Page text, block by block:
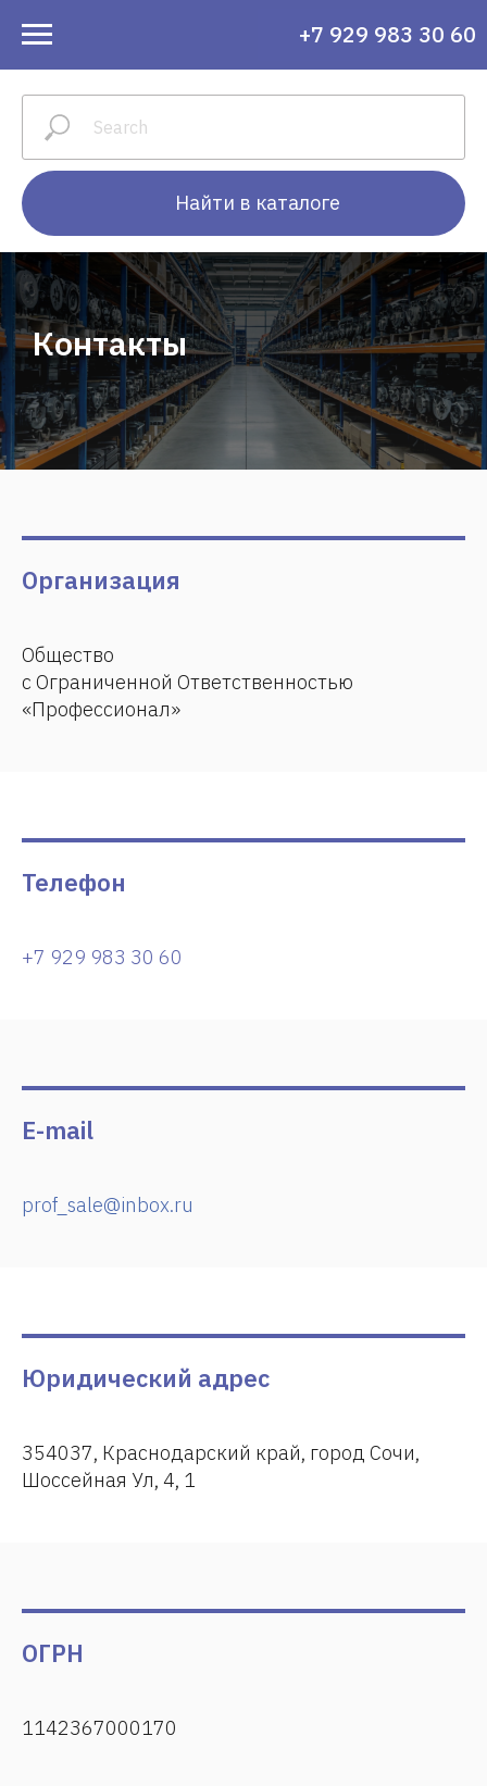
+7 929 983 30 60
Найти в каталоге
Контакты
Организация
Общество
с Ограниченной Ответственностью
«Профессионал»
Телефон
+7 929 983 30 60
E-mail
prof_sale@inbox.ru
Юридический адрес
354037, Краснодарский край, город Сочи,
Шоссейная Ул, 4, 1
ОГРН
1142367000170